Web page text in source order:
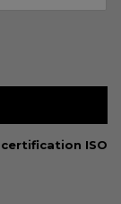
certification ISO